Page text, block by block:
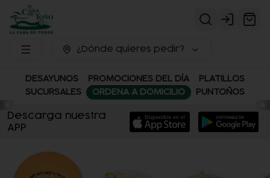
Login
¿Dónde quieres pedir?
DESAYUNOS PROMOCIONES DEL DÍA
PLATILLOS
SUCURSALES
ORDENA A DOMICILIO PUNTOÑOS
Descarga nuestra
APP